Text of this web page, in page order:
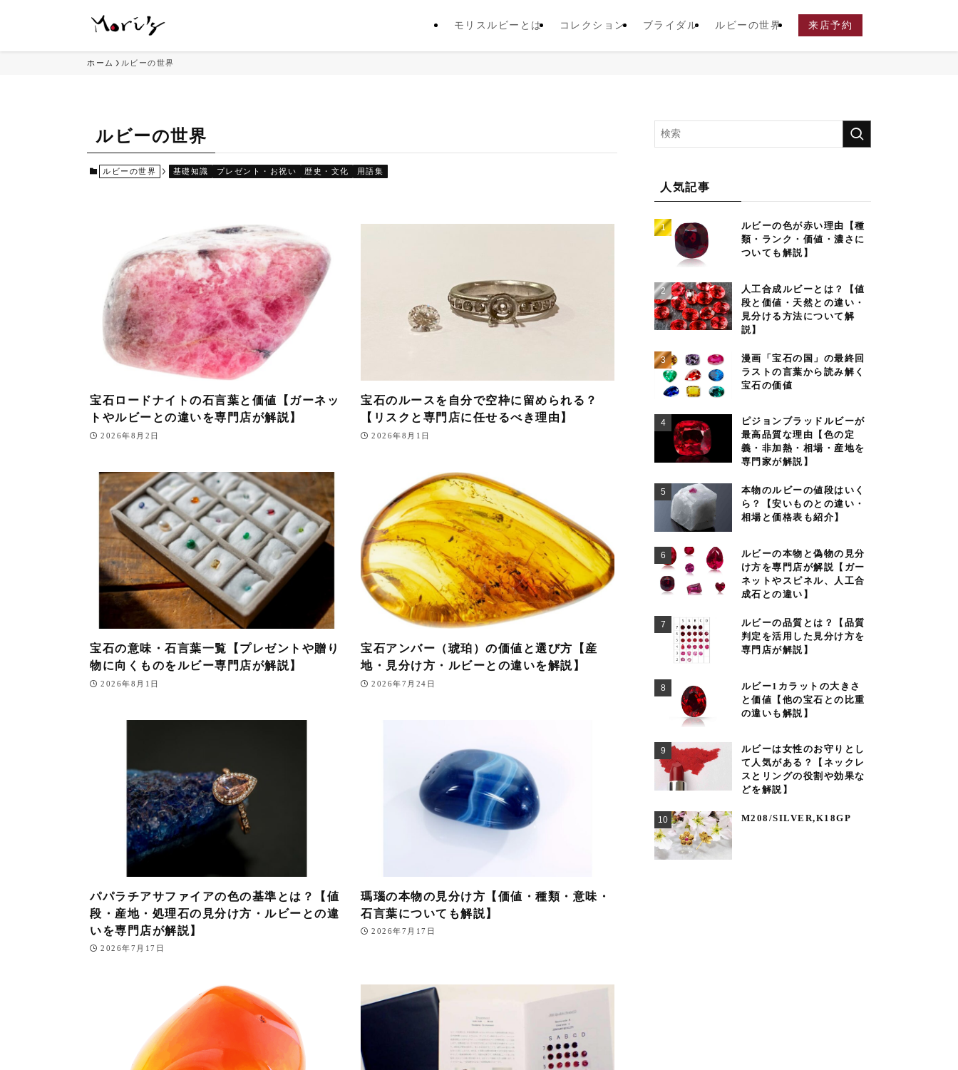
モリスルビーとは コレクション ブライダル ルビーの世界 来店予約
ホーム ルビーの世界
ルビーの世界
ルビーの世界 基礎知識 プレゼント・お祝い 歴史・文化 用語集
宝石ロードナイトの石言葉と価値【ガーネッ
トやルビーとの違いを専門店が解説】
2026年8月2日
宝石のルースを自分で空枠に留められる？
【リスクと専門店に任せるべき理由】
2026年8月1日
宝石の意味・石言葉一覧【プレゼントや贈り
物に向くものをルビー専門店が解説】
2026年8月1日
宝石アンバー（琥珀）の価値と選び方【産
地・見分け方・ルビーとの違いを解説】
2026年7月24日
パパラチアサファイアの色の基準とは？【値
段・産地・処理石の見分け方・ルビーとの違
いを専門店が解説】
2026年7月17日
瑪瑙の本物の見分け方【価値・種類・意味・
石言葉についても解説】
2026年7月17日
人気記事
ルビーの色が赤い理由【種
類・ランク・価値・濃さに
ついても解説】
人工合成ルビーとは？【値
段と価値・天然との違い・
見分ける方法について解
説】
漫画「宝石の国」の最終回
ラストの言葉から読み解く
宝石の価値
ピジョンブラッドルビーが
最高品質な理由【色の定
義・非加熱・相場・産地を
専門家が解説】
本物のルビーの値段はいく
ら？【安いものとの違い・
相場と価格表も紹介】
ルビーの本物と偽物の見分
け方を専門店が解説【ガー
ネットやスピネル、人工合
成石との違い】
ルビーの品質とは？【品質
判定を活用した見分け方を
専門店が解説】
ルビー1カラットの大きさ
と価値【他の宝石との比重
の違いも解説】
ルビーは女性のお守りとし
て人気がある？【ネックレ
スとリングの役割や効果な
どを解説】
M208/SILVER,K18GP